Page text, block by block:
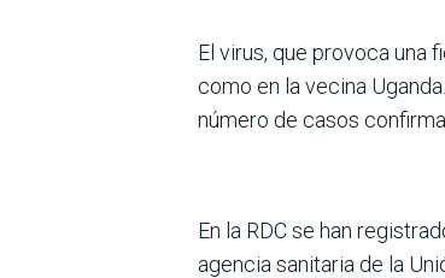
El virus, que provoca una
como en la vecina
número de casos
En la RDC se han
agencia sanitaria de la